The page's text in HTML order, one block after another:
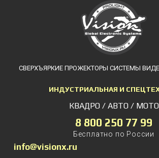
СВЕРХЪЯРКИЕ ПРОЖЕКТОРЫ СИСТЕМЫ
ИНДУСТРИАЛЬНАЯ И
КВАДРО / АВТО / МОТО
8 800 250 77 99
Бесплатно по России
info@visionx.ru